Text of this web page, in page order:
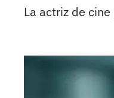
La actriz de